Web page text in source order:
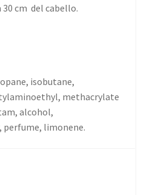
cm del cabello.
isobutane,
methacrylate
alcohol,
limonene.